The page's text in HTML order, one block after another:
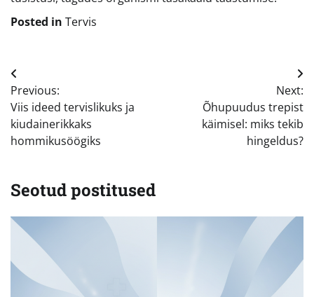
Posted in Tervis
Navigeerimine
Previous:
Viis ideed tervislikuks ja
kiudainerikkaks
hommikusöögiks
Next:
Õhupuudus trepist
käimisel: miks tekib
hingeldus?
Seotud postitused